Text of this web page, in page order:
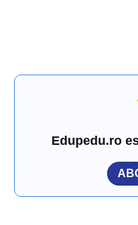
Edupedu.ro